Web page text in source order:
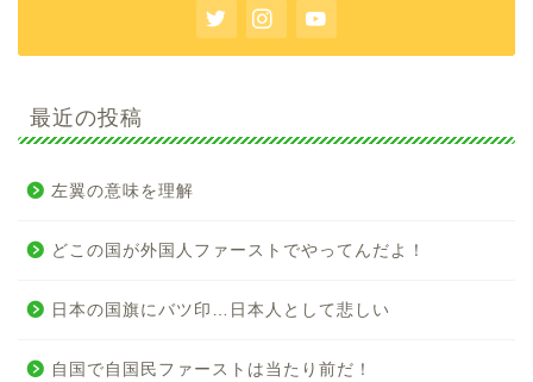
最近の投稿
左翼の意味を理解
どこの国が外国人ファーストでやってんだよ！
日本の国旗にバツ印…日本人として悲しい
自国で自国民ファーストは当たり前だ！